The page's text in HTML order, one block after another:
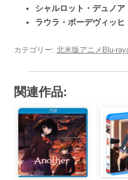
シャルロット・デュノア
ラウラ・ボーデヴィッヒ
カテゴリー: 北米版アニメBlu-
関連作品: